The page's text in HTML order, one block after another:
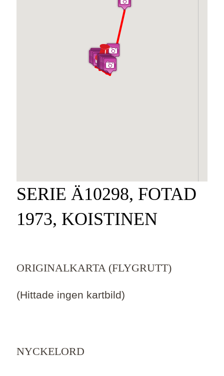
SERIE Ä10298, FOTAD
1973, KOISTINEN
ORIGINALKARTA (FLYGRUTT)
(Hittade ingen kartbild)
NYCKELORD